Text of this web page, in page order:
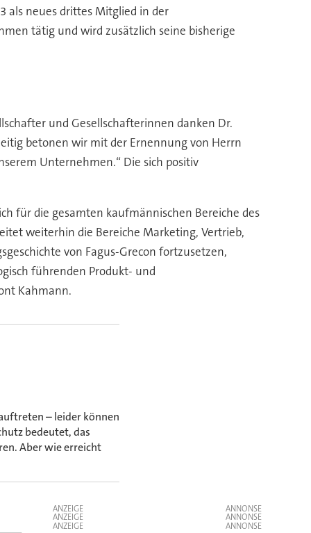
als neues drittes Mitglied in der
tätig und wird zusätzlich seine bisherige
und Gesellschafterinnen danken Dr.
betonen wir mit der Ernennung von Herrn
Unternehmen.“ Die sich positiv
für die gesamten kaufmännischen Bereiche des
weiterhin die Bereiche Marketing, Vertrieb,
von Fagus-Grecon fortzusetzen,
führenden Produkt- und
Kahmann.
– leider können
bedeutet, das
Aber wie erreicht
ANZEIGE
ANZEIGE
ANZEIGE